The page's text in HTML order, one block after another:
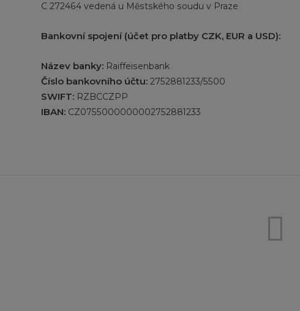
C 272464 vedená u Městského soudu v Praze
Bankovní spojení (účet pro platby CZK, EUR a USD):
Název banky: Raiffeisenbank
Číslo bankovního účtu: 2752881233/5500
SWIFT: RZBCCZPP
IBAN: CZ0755000000002752881233